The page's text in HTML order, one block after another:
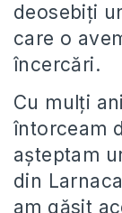
deosebiți
care o
încercări.
Cu mulți
întorceam
așteptam
din
am găsit